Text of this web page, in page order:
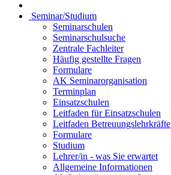
Seminar/Studium
Seminarschulen
Seminarschulsuche
Zentrale Fachleiter
Häufig gestellte Fragen
Formulare
AK Seminarorganisation
Terminplan
Einsatzschulen
Leitfaden für Einsatzschulen
Leitfaden Betreuungslehrkräfte
Formulare
Studium
Lehrer/in - was Sie erwartet
Allgemeine Informationen